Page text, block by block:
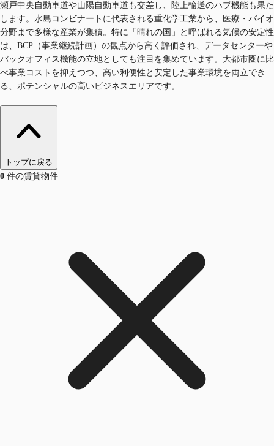
瀬戸中央自動車道や山陽自動車道も交差し、陸上輸送のハブ機能も果た
します。水島コンビナートに代表される重化学工業から、医療・バイオ
分野まで多様な産業が集積。特に「晴れの国」と呼ばれる気候の安定性
は、BCP（事業継続計画）の観点から高く評価され、データセンターや
バックオフィス機能の立地としても注目を集めています。大都市圏に比
べ事業コストを抑えつつ、高い利便性と安定した事業環境を両立でき
る、ポテンシャルの高いビジネスエリアです。
トップに戻る
0 件の賃貸物件